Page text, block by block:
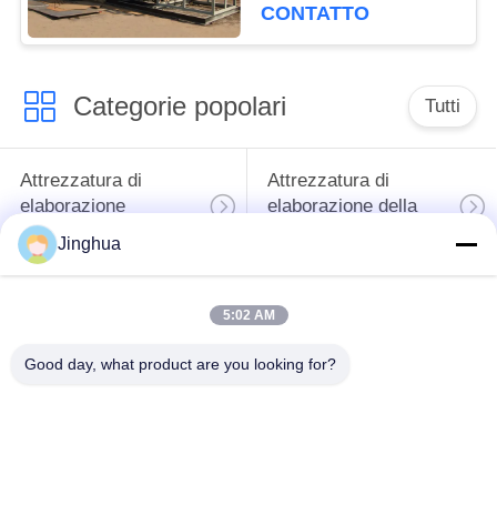
CONTATTO
Categorie popolari Tutti
Attrezzatura di
elaborazione
dell'amido di manioca
Attrezzatura di
elaborazione della
Macchina dell'amido
Jinghua
5:02 AM
Good day, what product are you looking for?